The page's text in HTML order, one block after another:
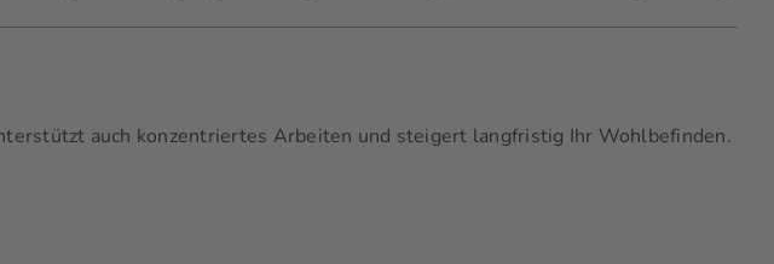
auch konzentriertes Arbeiten und steigert langfristig Ihr Wohlbefinden.